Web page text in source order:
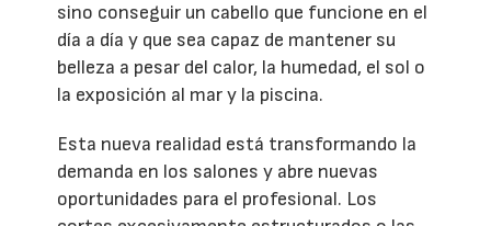
sino conseguir un cabello que funcione en el
día a día y que sea capaz de mantener su
belleza a pesar del calor, la humedad, el sol o
la exposición al mar y la piscina.
Esta nueva realidad está transformando la
demanda en los salones y abre nuevas
oportunidades para el profesional. Los